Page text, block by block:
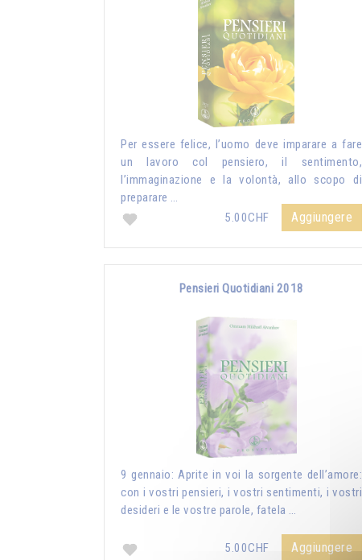
Per essere felice, l’uomo deve imparare a fare
un lavoro col pensiero, il sentimento,
l’immaginazione e la volontà, allo scopo di
preparare …
5.00CHF
Aggiungere
Pensieri Quotidiani 2018
9 gennaio: Aprite in voi la sorgente dell’amore:
con i vostri pensieri, i vostri sentimenti, i vostri
desideri e le vostre parole, fatela …
5.00CHF Aggiungere